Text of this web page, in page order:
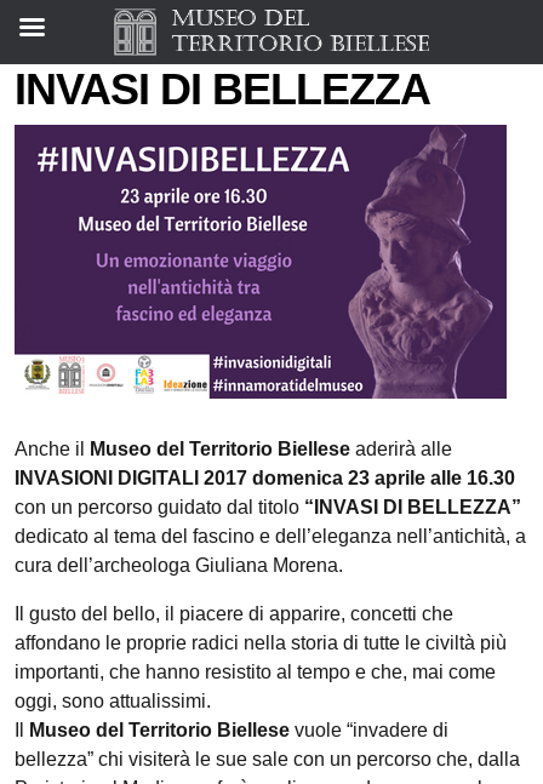
INVASI DI BELLEZZA
Anche il Museo del Territorio Biellese aderirà alle
INVASIONI DIGITALI 2017 domenica 23 aprile alle 16.30
con un percorso guidato dal titolo “INVASI DI BELLEZZA”
dedicato al tema del fascino e dell’eleganza nell’antichità, a
cura dell’archeologa Giuliana Morena.
Il gusto del bello, il piacere di apparire, concetti che
affondano le proprie radici nella storia di tutte le civiltà più
importanti, che hanno resistito al tempo e che, mai come
oggi, sono attualissimi.
Museo del Territorio Biellese vuole “invadere di
bellezza” chi visiterà le sue sale con un percorso che, dalla